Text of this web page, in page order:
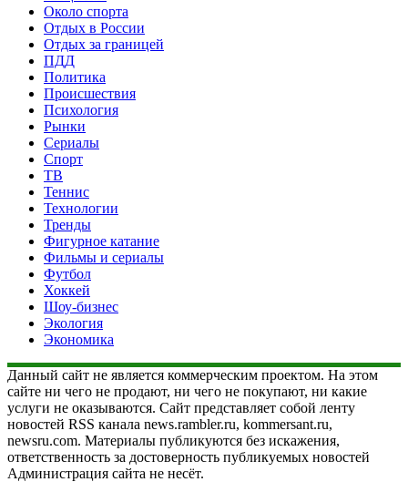
Около спорта
Отдых в России
Отдых за границей
ПДД
Политика
Происшествия
Психология
Рынки
Сериалы
Спорт
ТВ
Теннис
Технологии
Тренды
Фигурное катание
Фильмы и сериалы
Футбол
Хоккей
Шоу-бизнес
Экология
Экономика
Данный сайт не является коммерческим проектом. На этом
сайте ни чего не продают, ни чего не покупают, ни какие
услуги не оказываются. Сайт представляет собой ленту
новостей RSS канала news.rambler.ru, kommersant.ru,
newsru.com. Материалы публикуются без искажения,
ответственность за достоверность публикуемых новостей
Администрация сайта не несёт.